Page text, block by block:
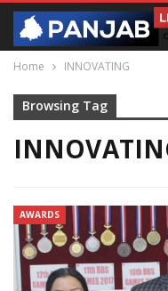
Home INNOVATING
Browsing Tag
AWARDS